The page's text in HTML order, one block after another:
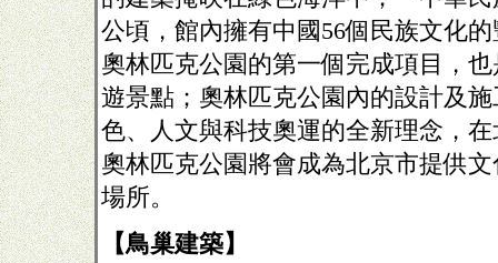
公頃，館內擁有中國56個民族文化
奧林匹克公園的第一個完成項目，
遊景點；奧林匹克公園內的設計及
色、人文與科技奧運的全新理念，
奧林匹克公園將會成為北京市提供
場所。
【鳥巢建築】